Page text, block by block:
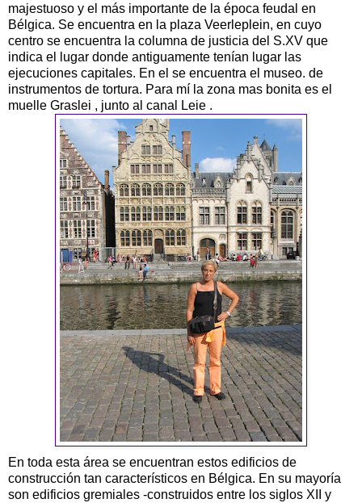
majestuoso y el más importante de la época feudal en
Bélgica. Se encuentra en la plaza Veerleplein, en cuyo
centro se encuentra la columna de justicia del S.XV que
indica el lugar donde antiguamente tenían lugar las
ejecuciones capitales. En el se encuentra el museo. de
instrumentos de tortura. Para mí la zona mas bonita es el
muelle Graslei , junto al canal Leie .
En toda esta área se encuentran estos edificios de
construcción tan característicos en Bélgica. En su mayoría
son edificios gremiales -construidos entre los siglos XII y